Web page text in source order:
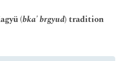
(bka' brgyud) tradition